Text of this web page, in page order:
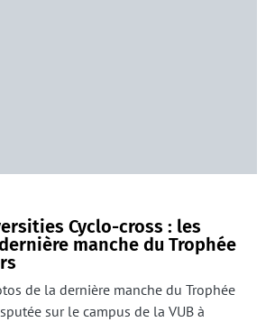
Cyclo-cross : les
manche du Trophée
de la dernière manche du Trophée
sur le campus de la VUB à